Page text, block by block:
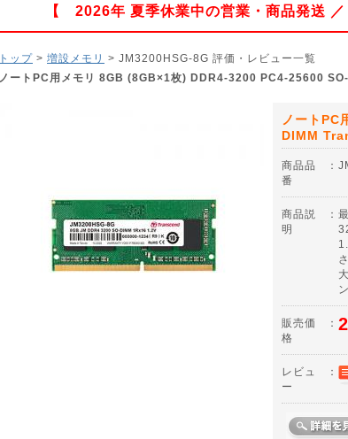
【 2026年 夏季休業中の営業・商品発送
トップ > 増設メモリ > JM3200HSG-8G 評価・レビュー一覧
ノートPC用メモリ 8GB (8GB×1枚) DDR4-3200 PC4-25600
ノート
DIMM
商品品
番
：
商品説
明
：
販売価
格
：
レビュ
ー
：